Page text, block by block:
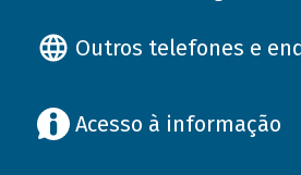
Outros telefones e
Acesso à informação